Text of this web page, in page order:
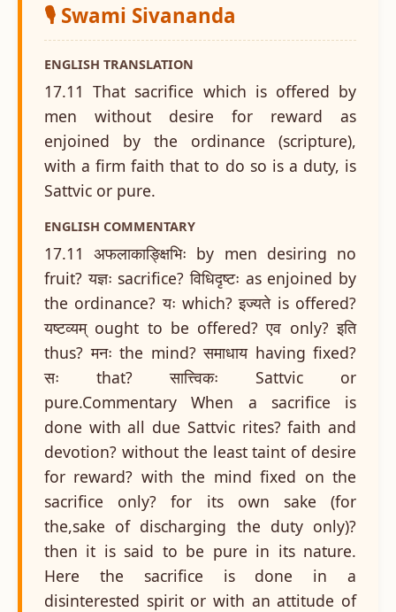
🎙️ Swami Sivananda
ENGLISH TRANSLATION
17.11 That sacrifice which is offered by
men without desire for reward as
enjoined by the ordinance (scripture),
with a firm faith that to do so is a duty, is
Sattvic or pure.
ENGLISH COMMENTARY
17.11 अफलाकाङ्क्षिभिः by men desiring no
fruit? यज्ञः sacrifice? विधिदृष्टः as enjoined by
the ordinance? यः which? इज्यते is offered?
यष्टव्यम् ought to be offered? एव only? इति
thus? मनः the mind? समाधाय having fixed?
सः that? सात्त्विकः Sattvic or
pure.Commentary When a sacrifice is
done with all due Sattvic rites? faith and
devotion? without the least taint of desire
for reward? with the mind fixed on the
sacrifice only? for its own sake (for
the,sake of discharging the duty only)?
then it is said to be pure in its nature.
Here the sacrifice is done in a
disinterested spirit or with an attitude of